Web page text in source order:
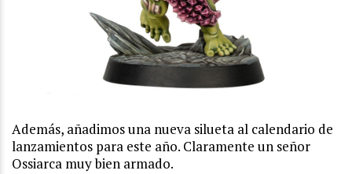
Además, añadimos una nueva silueta al calendario de
lanzamientos para este año. Claramente un señor
Ossiarca muy bien armado.